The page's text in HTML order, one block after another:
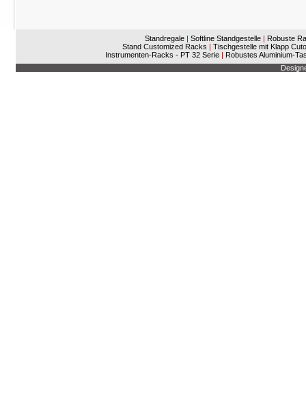
Standregale | Softline Standgestelle | Robuste
Stand Customized Racks | Tischgestelle mit Klapp
Instrumenten-Racks - PT 32 Serie | Robustes Aluminium-